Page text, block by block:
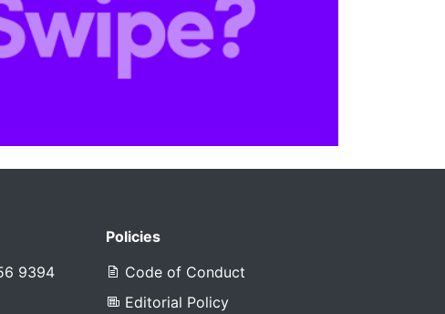
9394
Policies
Code of Conduct
Editorial Policy